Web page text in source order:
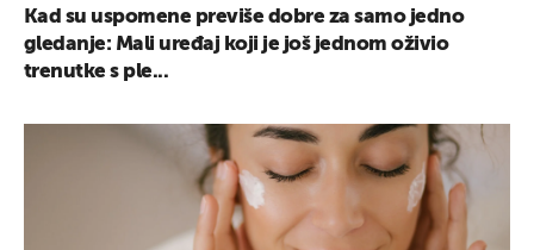
Kad su uspomene previše dobre za samo jedno
gledanje: Mali uređaj koji je još jednom oživio
trenutke s ple...